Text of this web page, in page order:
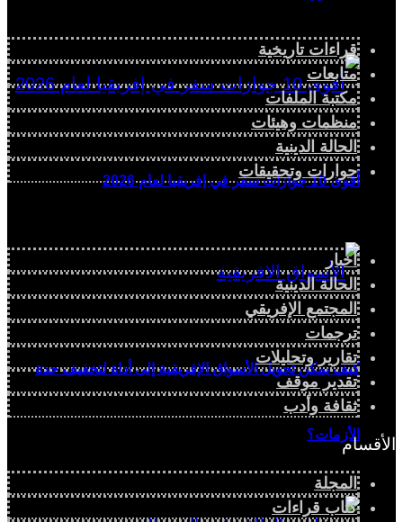
أقوى 10 جوازات سفر في إفريقيا لعام 2026
كيف يمكن تحويل الأسواق الإفريقية إلى أداة لتخفيف حدة
الأزمات؟
قراءات تاريخية
متابعات
مكتبة الملفات
منظمات وهيئات
الحالة الدينية
حوارات وتحقيقات
أخبار
الحالة الدينية
المجتمع الإفريقي
ترجمات
تقارير وتحليلات
تقدير موقف
ثقافة وأدب
الأقسام
المجلة
كتاب قراءات